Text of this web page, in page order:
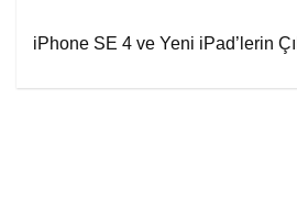
iPhone SE 4 ve Yeni iPad’lerin